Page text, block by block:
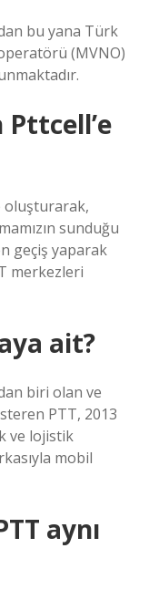
bu yana Türk
(MVNO)
Pttcell’e
oluşturarak,
sunduğu
geçiş yaparak
merkezleri
ait?
biri olan ve
PTT, 2013
ve lojistik
mobil
aynı